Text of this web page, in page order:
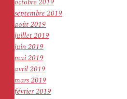
septembre 2019
août 2019
juillet 2019
juin 2019
mai 2019
avril 2019
mars 2019
février 2019